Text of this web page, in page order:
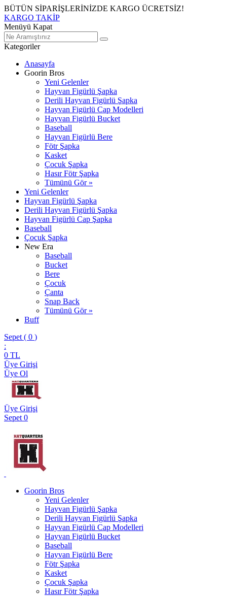
BÜTÜN SİPARİŞLERİNİZDE KARGO ÜCRETSİZ!
KARGO TAKİP
Menüyü Kapat
Kategoriler
Anasayfa
Goorin Bros
Yeni Gelenler
Hayvan Figürlü Şapka
Derili Hayvan Figürlü Şapka
Hayvan Figürlü Cap Modelleri
Hayvan Figürlü Bucket
Baseball
Hayvan Figürlü Bere
Fötr Şapka
Kasket
Çocuk Şapka
Hasır Fötr Şapka
Tümünü Gör »
Yeni Gelenler
Hayvan Figürlü Şapka
Derili Hayvan Figürlü Şapka
Hayvan Figürlü Cap Şapka
Baseball
Çocuk Şapka
New Era
Baseball
Bucket
Bere
Çocuk
Çanta
Snap Back
Tümünü Gör »
Buff
Sepet ( 0 )
:
0 TL
Üye Girişi
Üye Ol
Üye Girişi
Sepet 0
Goorin Bros
Yeni Gelenler
Hayvan Figürlü Şapka
Derili Hayvan Figürlü Şapka
Hayvan Figürlü Cap Modelleri
Hayvan Figürlü Bucket
Baseball
Hayvan Figürlü Bere
Fötr Şapka
Kasket
Çocuk Şapka
Hasır Fötr Şapka